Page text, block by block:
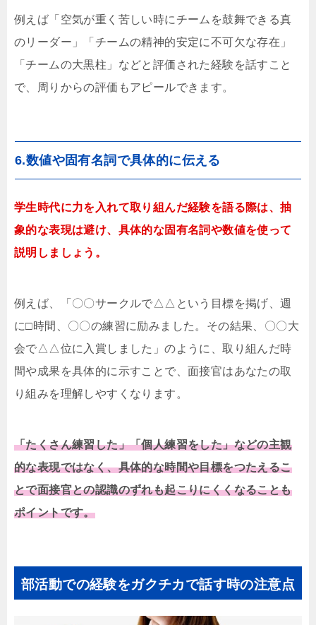
例えば「空気が重く苦しい時にチームを鼓舞できる真
のリーダー」「チームの精神的安定に不可欠な存在」
「チームの大黒柱」などと評価された経験を話すこと
で、周りからの評価もアピールできます。
6.数値や固有名詞で具体的に伝える
学生時代に力を入れて取り組んだ経験を語る際は、抽
象的な表現は避け、具体的な固有名詞や数値を使って
説明しましょう。
例えば、「〇〇サークルで△△という目標を掲げ、週
に□時間、〇〇の練習に励みました。その結果、〇〇大
会で△△位に入賞しました」のように、取り組んだ時
間や成果を具体的に示すことで、面接官はあなたの取
り組みを理解しやすくなります。
「たくさん練習した」「個人練習をした」などの主観
的な表現ではなく、具体的な時間や目標をつたえるこ
とで面接官との認識のずれも起こりにくくなることも
ポイントです。
部活動での経験をガクチカで話す時の注意点